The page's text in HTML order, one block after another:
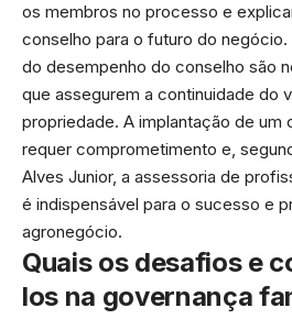
os membros no processo e
conselho para o futuro do
do desempenho do conselho são
que assegurem a continuidade do
propriedade. A implantação de um
requer comprometimento e,
Alves Junior, a assessoria de
é indispensável para o sucesso e
agronegócio.
Quais os desafios e
los na governança